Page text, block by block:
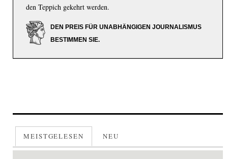
den Teppich gekehrt werden.
DEN PREIS FÜR UNABHÄNGIGEN JOURNALISMUS
BESTIMMEN SIE.
MEISTGELESEN NEU